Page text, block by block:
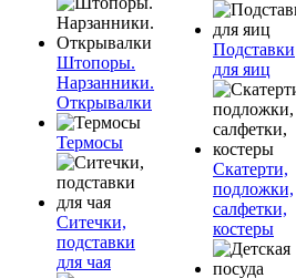
Штопоры.
Нарзанники.
Открывалки
Термосы
Ситечки,
подставки
для чая
Подставки
для яиц
Скатерти,
подложки,
салфетки,
костеры